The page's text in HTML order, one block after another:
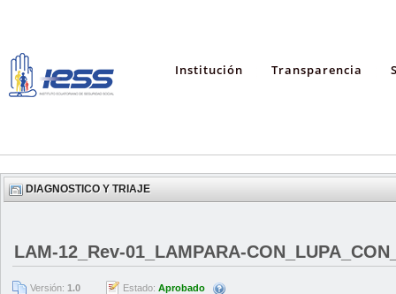
Institución Transparencia
DIAGNOSTICO Y TRIAJE
LAM-12_Rev-01_LAMPARA-
Versión: 1.0 Estado: Aprobado